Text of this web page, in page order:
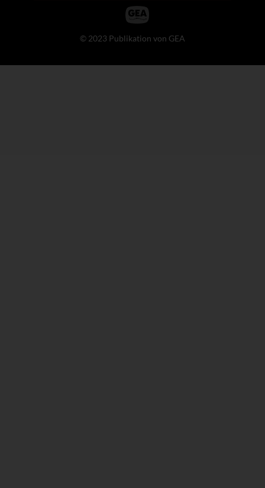
© 2023 Publikation von GEA